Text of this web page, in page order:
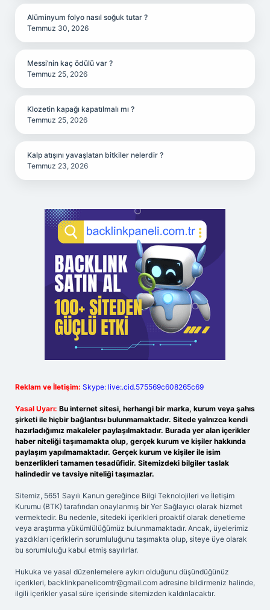
Alüminyum folyo nasıl soğuk tutar ?
Temmuz 30, 2026
Messi’nin kaç ödülü var ?
Temmuz 25, 2026
Klozetin kapağı kapatılmalı mı ?
Temmuz 25, 2026
Kalp atışını yavaşlatan bitkiler nelerdir ?
Temmuz 23, 2026
Reklam ve İletişim: Skype: live:.cid.575569c608265c69
Yasal Uyarı: Bu internet sitesi, herhangi bir marka, kurum veya şahıs
şirketi ile hiçbir bağlantısı bulunmamaktadır. Sitede yalnızca kendi
hazırladığımız makaleler paylaşılmaktadır. Burada yer alan içerikler
haber niteliği taşımamakta olup, gerçek kurum ve kişiler hakkında
paylaşım yapılmamaktadır. Gerçek kurum ve kişiler ile isim
benzerlikleri tamamen tesadüfidir. Sitemizdeki bilgiler taslak
halindedir ve tavsiye niteliği taşımazlar.
Sitemiz, 5651 Sayılı Kanun gereğince Bilgi Teknolojileri ve İletişim
Kurumu (BTK) tarafından onaylanmış bir Yer Sağlayıcı olarak hizmet
vermektedir. Bu nedenle, sitedeki içerikleri proaktif olarak denetleme
veya araştırma yükümlülüğümüz bulunmamaktadır. Ancak, üyelerimiz
yazdıkları içeriklerin sorumluluğunu taşımakta olup, siteye üye olarak
bu sorumluluğu kabul etmiş sayılırlar.
Hukuka ve yasal düzenlemelere aykırı olduğunu düşündüğünüz
içerikleri, backlinkpanelicomtr@gmail.com adresine bildirmeniz halinde,
ilgili içerikler yasal süre içerisinde sitemizden kaldırılacaktır.